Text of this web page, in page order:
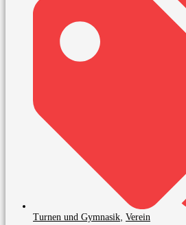
Turnen und Gymnasik Verein